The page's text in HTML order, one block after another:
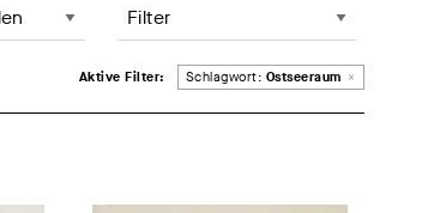
neu
Änderung lädt die Seite neu
Filter
Aktive Filter: Entferne Filter
Schlagwort: Ostseeraum ×